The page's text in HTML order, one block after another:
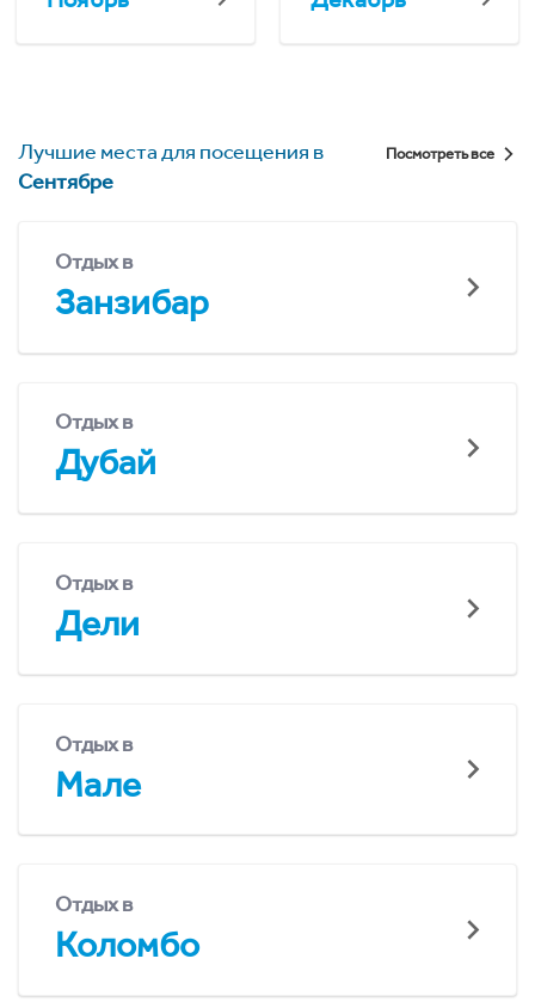
Лучшие места для посещения в
Сентябре
Посмотреть все
Отдых в
Занзибар
Отдых в
Дубай
Отдых в
Дели
Отдых в
Мале
Отдых в
Коломбо